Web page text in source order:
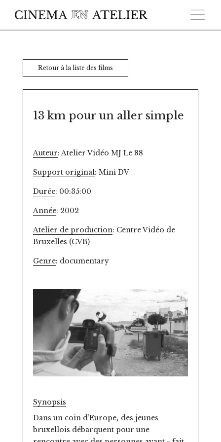
Retour à la liste des films
13 km pour un aller simple
Auteur: Atelier Vidéo MJ Le 88
Support original: Mini DV
Durée: 00:35:00
Année: 2002
Atelier de production: Centre Vidéo de
Bruxelles (CVB)
Genre: documentary
Synopsis
Dans un coin d’Europe, des jeunes
bruxellois débarquent pour une